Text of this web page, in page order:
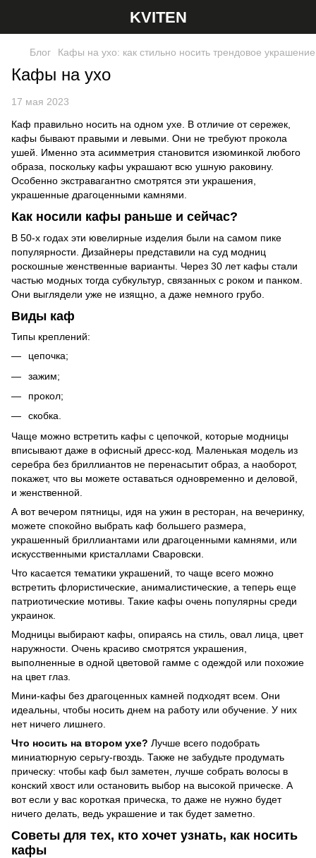
KVITEN
Блог Кафы на ухо: как стильно носить трендовое украшение
Кафы на ухо
17 мая 2023
Каф правильно носить на одном ухе. В отличие от сережек,
кафы бывают правыми и левыми. Они не требуют прокола
ушей. Именно эта асимметрия становится изюминкой любого
образа, поскольку кафы украшают всю ушную раковину.
Особенно экстравагантно смотрятся эти украшения,
украшенные драгоценными камнями.
Как носили кафы раньше и сейчас?
В 50-х годах эти ювелирные изделия были на самом пике
популярности. Дизайнеры представили на суд модниц
роскошные женственные варианты. Через 30 лет кафы стали
частью модных тогда субкультур, связанных с роком и панком.
Они выглядели уже не изящно, а даже немного грубо.
Виды каф
Типы креплений:
цепочка;
зажим;
прокол;
скобка.
Чаще можно встретить кафы с цепочкой, которые модницы
вписывают даже в офисный дресс-код. Маленькая модель из
серебра без бриллиантов не перенасытит образ, а наоборот,
покажет, что вы можете оставаться одновременно и деловой,
и женственной.
А вот вечером пятницы, идя на ужин в ресторан, на вечеринку,
можете спокойно выбрать каф большего размера,
украшенный бриллиантами или драгоценными камнями, или
искусственными кристаллами Сваровски.
Что касается тематики украшений, то чаще всего можно
встретить флористические, анималистические, а теперь еще
патриотические мотивы. Такие кафы очень популярны среди
украинок.
Модницы выбирают кафы, опираясь на стиль, овал лица, цвет
наружности. Очень красиво смотрятся украшения,
выполненные в одной цветовой гамме с одеждой или похожие
на цвет глаз.
Мини-кафы без драгоценных камней подходят всем. Они
идеальны, чтобы носить днем на работу или обучение. У них
нет ничего лишнего.
Что носить на втором ухе? Лучше всего подобрать
миниатюрную серьгу-гвоздь. Также не забудьте продумать
прическу: чтобы каф был заметен, лучше собрать волосы в
конский хвост или остановить выбор на высокой прическе. А
вот если у вас короткая прическа, то даже не нужно будет
ничего делать, ведь украшение и так будет заметно.
Советы для тех, кто хочет узнать, как носить
кафы